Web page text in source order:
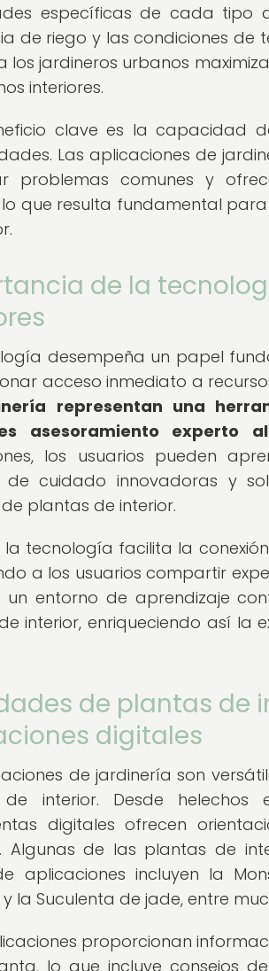
específicas de cada tipo
de riego y las condiciones de
los jardineros urbanos
interiores.
clave es la capacidad
Las aplicaciones de
problemas comunes y
que resulta fundamental
de la
desempeña un papel
acceso inmediato a
representan una
asesoramiento experto
los usuarios pueden
de cuidado innovadoras y
plantas de interior.
la tecnología facilita la
a los usuarios compartir
un entorno de aprendizaje
interior, enriqueciendo así la
de plantas de
digitales
de jardinería son
interior. Desde helechos
digitales ofrecen
Algunas de las plantas de
aplicaciones incluyen la
la Suculenta de jade, entre
proporcionan
lo que incluye consejos